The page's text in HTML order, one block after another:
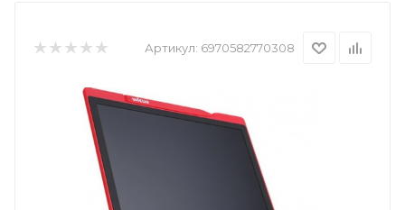
Артикул: 6970582770308